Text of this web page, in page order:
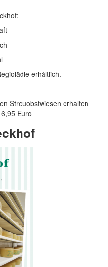
erhältlich.
Streuobstwiesen erhalten
Euro